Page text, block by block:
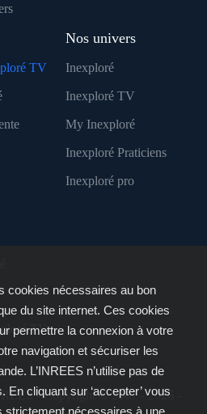
TV
Nos univers
Inexploré
Inexploré TV
My Inexploré
Inexploré Praticiens
Inexploré pro
- Copyright © 2007 - 2026 -
cookies nécessaires au bon
du site internet. Ces cookies
permettre la connexion à votre
navigation et sécuriser les
L’INREES n’utilise pas de
cliquant sur ‘accepter’ vous
nécessaires à une